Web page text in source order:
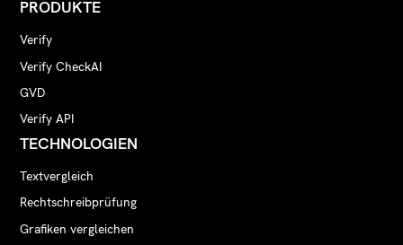
PRODUKTE
Verify
Verify CheckAI
GVD
Verify API
TECHNOLOGIEN
Textvergleich
Rechtschreibprüfung
Grafiken vergleichen